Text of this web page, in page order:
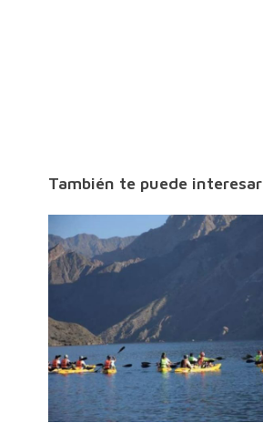
También te puede interesar